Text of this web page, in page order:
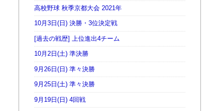
高校野球 秋季京都大会 2021年
10月3日(日) 決勝・3位決定戦
[過去の戦歴] 上位進出4チーム
10月2日(土) 準決勝
9月26日(日) 準々決勝
9月25日(土) 準々決勝
9月19日(日) 4回戦